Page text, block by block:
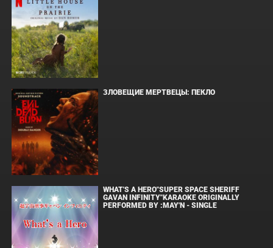
ЗЛОВЕЩИЕ МЕРТВЕЦЫ: ПЕКЛО
WHAT'S A HERO"SUPER SPACE SHERIFF
GAVAN INFINITY"KARAOKE ORIGINALLY
PERFORMED BY :MAY'N - SINGLE